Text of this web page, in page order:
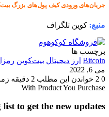
جریان‌های ورودی کیف پول‌های بزرگ
منبع: کوین تلگراف
برچسب ها
Bitcoin ارز دیجیتال بیت‌کوین
می 6, 2022
0
خواندن این مطلب 2 دقیقه زمان میبرد
With Product You Purchase
to get the new updates!